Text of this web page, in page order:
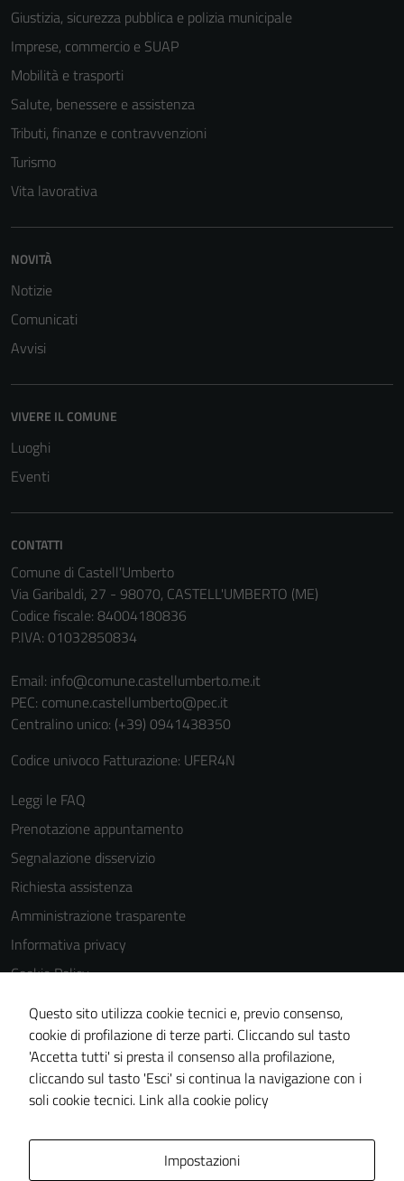
Giustizia, sicurezza pubblica e polizia municipale
Imprese, commercio e SUAP
Mobilità e trasporti
Salute, benessere e assistenza
Tributi, finanze e contravvenzioni
Turismo
Vita lavorativa
NOVITÀ
Notizie
Comunicati
Avvisi
VIVERE IL COMUNE
Luoghi
Eventi
CONTATTI
Comune di Castell'Umberto
Via Garibaldi, 27 - 98070, CASTELL'UMBERTO (ME)
Codice fiscale: 84004180836
P.IVA: 01032850834
Email: info@comune.castellumberto.me.it
PEC: comune.castellumberto@pec.it
Centralino unico: (+39) 0941438350
Codice univoco Fatturazione: UFER4N
Leggi le FAQ
Prenotazione appuntamento
Segnalazione disservizio
Richiesta assistenza
Amministrazione trasparente
Informativa privacy
Cookie Policy
Note legali
Dichiarazione di accessibilità
Obiettivi di accessibilità
Piano di miglioramento del sito
Questo sito utilizza cookie tecnici e, previo consenso,
cookie di profilazione di terze parti. Cliccando sul tasto
'Accetta tutti' si presta il consenso alla profilazione,
cliccando sul tasto 'Esci' si continua la navigazione con i
soli cookie tecnici. Link alla cookie policy
Impostazioni
per il
essere
informazioni